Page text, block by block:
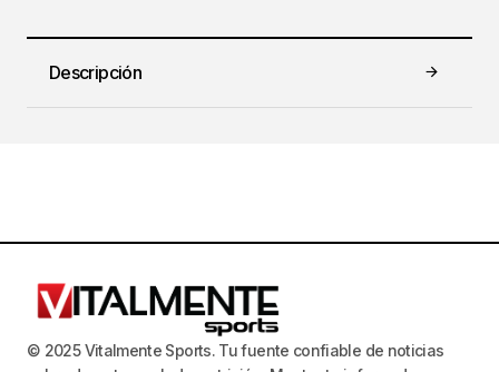
Descripción
© 2025 Vitalmente Sports. Tu fuente confiable de noticias